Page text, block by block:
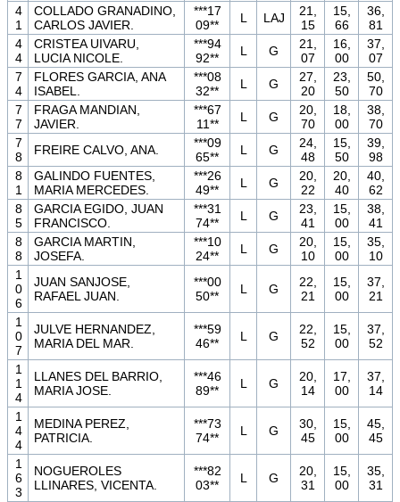
4
1
COLLADO GRANADINO,
CARLOS JAVIER.
***17
09**
L LAJ
21,
15
15,
66
36,
81
4
4
CRISTEA UIVARU,
LUCIA NICOLE.
***94
92**
L G
21,
07
16,
00
37,
07
7
4
FLORES GARCIA, ANA
ISABEL.
***08
32**
L G
27,
20
23,
50
50,
70
7
7
FRAGA MANDIAN,
JAVIER.
***67
11**
L G
20,
70
18,
00
38,
70
7
8
FREIRE CALVO, ANA.
***09
65**
L G
24,
48
15,
50
39,
98
8
1
GALINDO FUENTES,
MARIA MERCEDES.
***26
49**
L G
20,
22
20,
40
40,
62
8
5
GARCIA EGIDO, JUAN
FRANCISCO.
***31
74**
L G
23,
41
15,
00
38,
41
8
8
GARCIA MARTIN,
JOSEFA.
***10
24**
L G
20,
10
15,
00
35,
10
1
0
6
JUAN SANJOSE,
RAFAEL JUAN.
***00
50**
L G
22,
21
15,
00
37,
21
1
0
7
JULVE HERNANDEZ,
MARIA DEL MAR.
***59
46**
L G
22,
52
15,
00
37,
52
1
1
4
LLANES DEL BARRIO,
MARIA JOSE.
***46
89**
L G
20,
14
17,
00
37,
14
1
4
4
MEDINA PEREZ,
PATRICIA.
***73
74**
L G
30,
45
15,
00
45,
45
1
6
3
NOGUEROLES
LLINARES, VICENTA.
***82
03**
L G
20,
31
15,
00
35,
31